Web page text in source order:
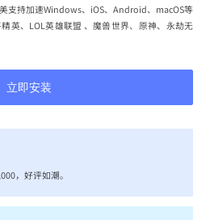
支持加速Windows、iOS、Android、macOS等
英、LOL英雄联盟 、魔兽世界、原神、永劫无
立即安装
，好评如潮。